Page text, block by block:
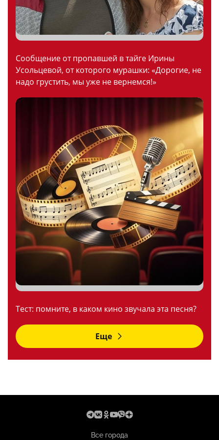
Сообщение от пропавшей в тайге Ирины
Усольцевой, от которого мурашки: «Дорогие, не
надо грустить, мы уже не вернемся!»
Тест: помните, в каком кино звучала эта песня?
Еще
Все города